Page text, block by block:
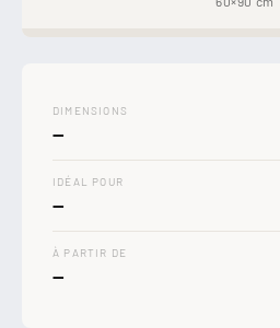
DIMENSIONS
—
IDÉAL POUR
—
À PARTIR DE
—